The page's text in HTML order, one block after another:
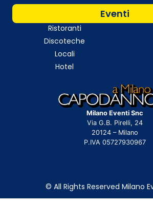
Milano Eventi Snc
Via G.B. Pirelli, 24
20124 – Milano
P.IVA 05727930967
Eventi
Ristoranti
Discoteche
Locali
Hotel
© All Rights Reserved Milano